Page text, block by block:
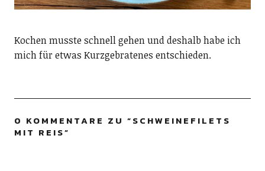
Kochen musste schnell gehen und deshalb habe ich
mich für etwas Kurzgebratenes entschieden.
0 KOMMENTARE ZU “SCHWEINEFILETS
MIT REIS”